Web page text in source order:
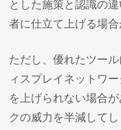
とした施策と認識の
者に仕立て上げる場合
ただし、優れたツー
ィスプレイネットワ
を上げられない場合
クの威力を半減して